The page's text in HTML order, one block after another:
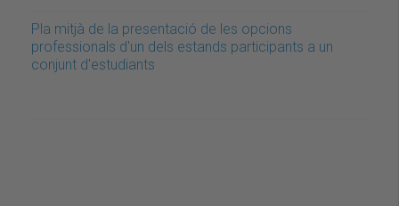
Pla mitjà de la presentació de les opcions
professionals d'un dels estands participants a un
conjunt d'estudiants